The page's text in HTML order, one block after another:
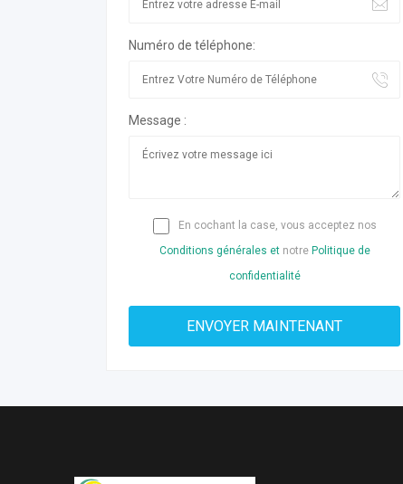
Numéro de téléphone:
Message :
En cochant la case, vous acceptez nos
Conditions générales etnotre Politique de
confidentialité